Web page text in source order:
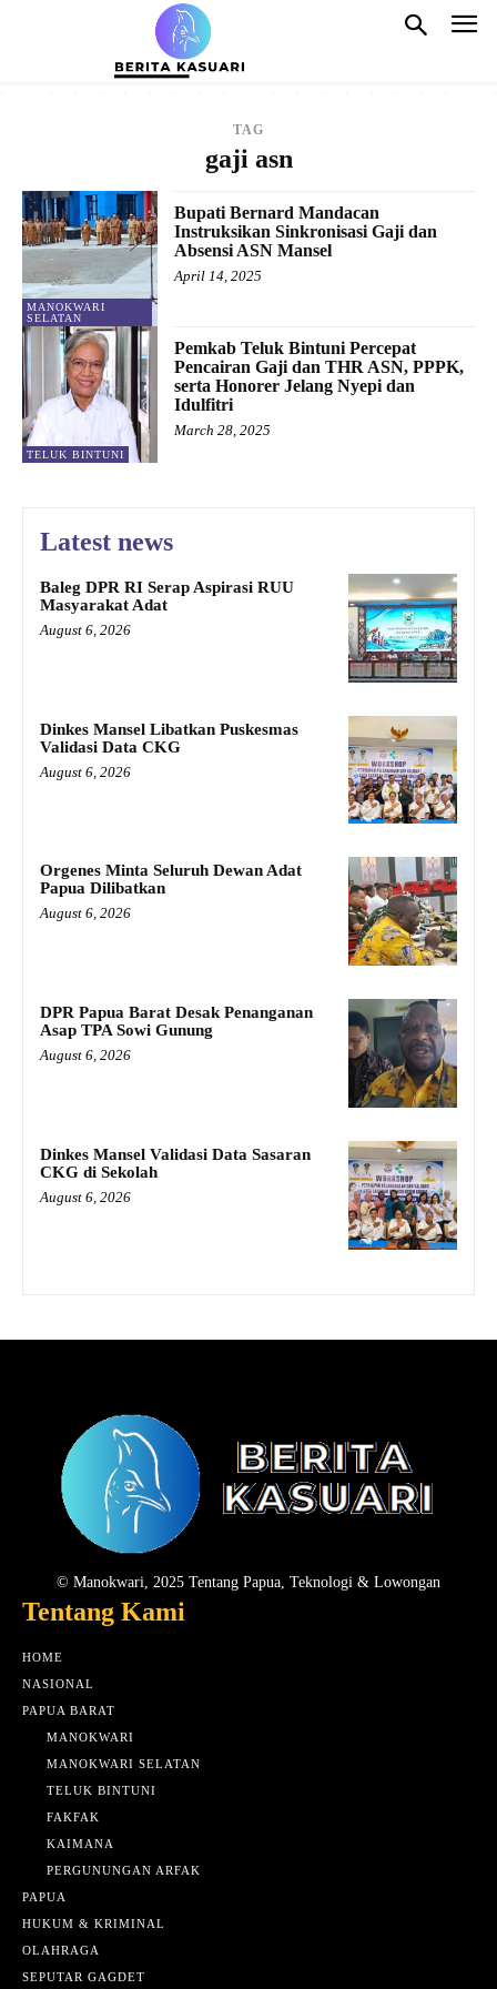
TAG
gaji asn
MANOKWARI
SELATAN
Bupati Bernard Mandacan
Instruksikan Sinkronisasi Gaji dan
Absensi ASN Mansel
April 14, 2025
TELUK BINTUNI
Pemkab Teluk Bintuni Percepat
Pencairan Gaji dan THR ASN, PPPK,
serta Honorer Jelang Nyepi dan
Idulfitri
March 28, 2025
Latest news
Baleg DPR RI Serap Aspirasi RUU
Masyarakat Adat
August 6, 2026
Dinkes Mansel Libatkan Puskesmas
Validasi Data CKG
August 6, 2026
Orgenes Minta Seluruh Dewan Adat
Papua Dilibatkan
August 6, 2026
DPR Papua Barat Desak Penanganan
Asap TPA Sowi Gunung
August 6, 2026
Dinkes Mansel Validasi Data Sasaran
CKG di Sekolah
August 6, 2026
© Manokwari, 2025 Tentang Papua, Teknologi & Lowongan
Tentang Kami
HOME
NASIONAL
PAPUA BARAT
MANOKWARI
MANOKWARI SELATAN
TELUK BINTUNI
FAKFAK
KAIMANA
PERGUNUNGAN ARFAK
PAPUA
HUKUM & KRIMINAL
OLAHRAGA
SEPUTAR GAGDET